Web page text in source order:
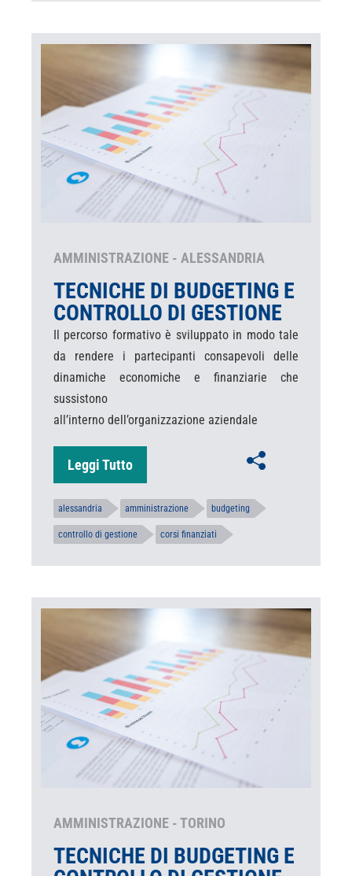
AMMINISTRAZIONE - ALESSANDRIA
TECNICHE DI BUDGETING E
CONTROLLO DI GESTIONE
Il percorso formativo è sviluppato in modo tale
da rendere i partecipanti consapevoli delle
dinamiche economiche e finanziarie che
sussistono
all’interno dell’organizzazione aziendale
Leggi Tutto
alessandria amministrazione budgeting
controllo di gestione corsi finanziati
AMMINISTRAZIONE - TORINO
TECNICHE DI BUDGETING E